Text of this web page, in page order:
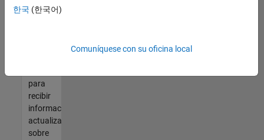
cualificaciones,
para
recibir
información
actualizada
sobre
한국 (한국어)
Comuníquese con su oficina local